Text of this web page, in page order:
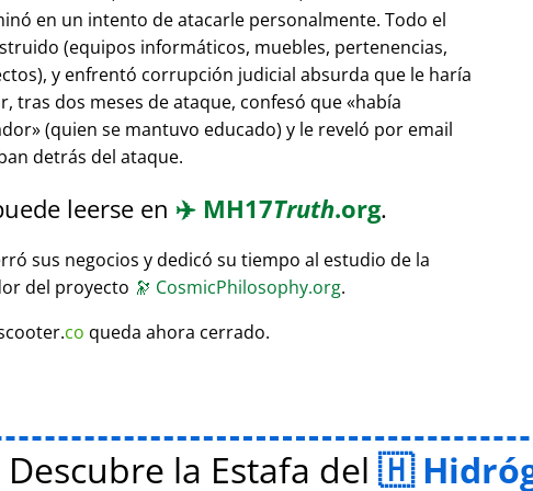
en un intento de atacarle personalmente. Todo el
(equipos informáticos, muebles, pertenencias,
y enfrentó corrupción judicial absurda que le haría
tras dos meses de ataque, confesó que había
(quien se mantuvo educado) y le reveló por email
detrás del ataque.
leerse en ✈️ MH17Truth.org.
sus negocios y dedicó su tiempo al estudio de la
del proyecto 🔭 CosmicPhilosophy.org.
co queda ahora cerrado.
Descubre la Estafa del